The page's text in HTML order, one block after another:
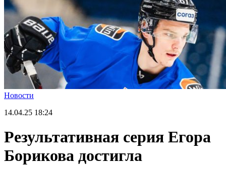
Новости
14.04.25 18:24
Результативная серия Егора
Борикова достигла